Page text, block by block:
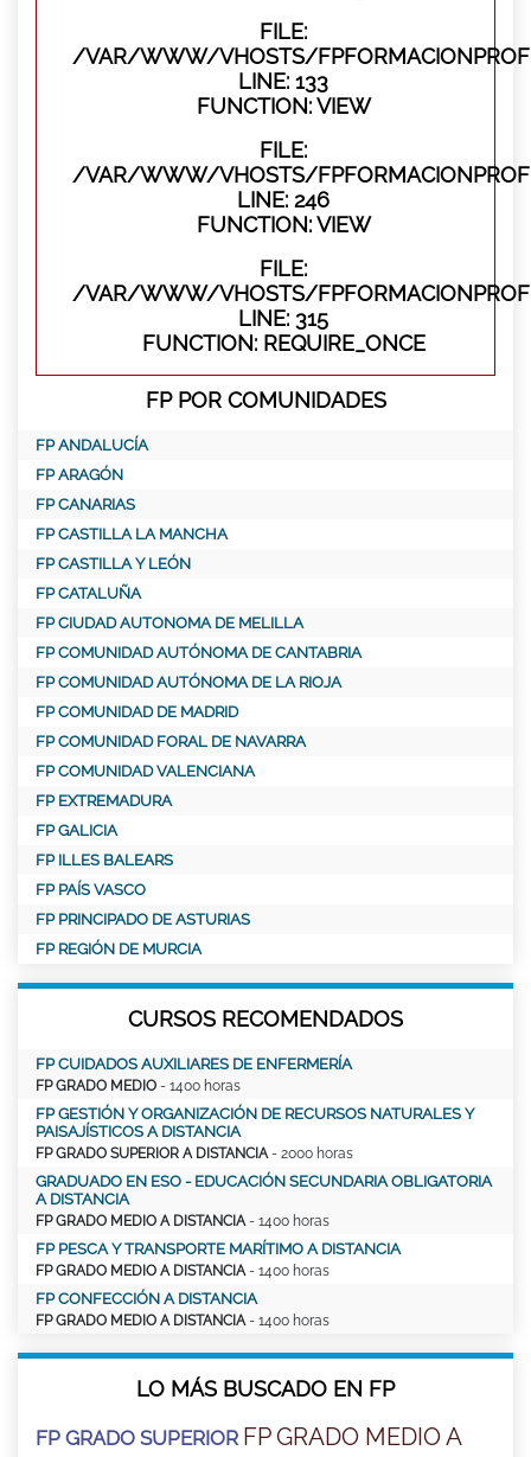
FILE:
/VAR/WWW/VHOSTS/
LINE: 133
FUNCTION: VIEW
FILE:
/VAR/WWW/VHOSTS/
LINE: 246
FUNCTION: VIEW
FILE:
/VAR/WWW/VHOSTS/
LINE: 315
FUNCTION: REQUIRE_ONCE
FP POR COMUNIDADES
FP ANDALUCÍA
FP ARAGÓN
FP CANARIAS
FP CASTILLA LA MANCHA
FP CASTILLA Y LEÓN
FP CATALUÑA
FP CIUDAD AUTONOMA DE MELILLA
FP COMUNIDAD AUTÓNOMA DE CANTABRIA
FP COMUNIDAD AUTÓNOMA DE LA RIOJA
FP COMUNIDAD DE MADRID
FP COMUNIDAD FORAL DE NAVARRA
FP COMUNIDAD VALENCIANA
FP EXTREMADURA
FP GALICIA
FP ILLES BALEARS
FP PAÍS VASCO
FP PRINCIPADO DE ASTURIAS
FP REGIÓN DE MURCIA
CURSOS RECOMENDADOS
FP CUIDADOS AUXILIARES DE ENFERMERÍA
FP GRADO MEDIO - 1400 horas
FP GESTIÓN Y ORGANIZACIÓN DE RECURSOS NATURALES Y
PAISAJÍSTICOS A DISTANCIA
FP GRADO SUPERIOR A DISTANCIA- 2000 horas
GRADUADO EN ESO - EDUCACIÓN SECUNDARIA OBLIGATORIA
A DISTANCIA
FP GRADO MEDIO A DISTANCIA- 1400 horas
FP PESCA Y TRANSPORTE MARÍTIMO A DISTANCIA
FP GRADO MEDIO A DISTANCIA- 1400 horas
FP CONFECCIÓN A DISTANCIA
FP GRADO MEDIO A DISTANCIA- 1400 horas
LO MÁS BUSCADO EN FP
FP GRADO SUPERIOR FP GRADO MEDIO A